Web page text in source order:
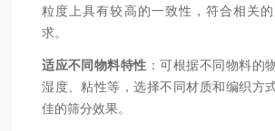
粒度上具有较高的一致性，符合相关
求。
适应不同物料特性 ：可根据不同物料的
湿度、粘性等，选择不同材质和编织方
佳的筛分效果。